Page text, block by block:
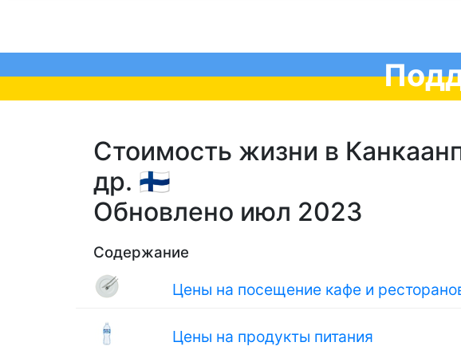
Стоимость жизни в
др. 🇫🇮
Обновлено июл 2023
Содержание
Цены на посещение кафе и
Цены на продукты питания